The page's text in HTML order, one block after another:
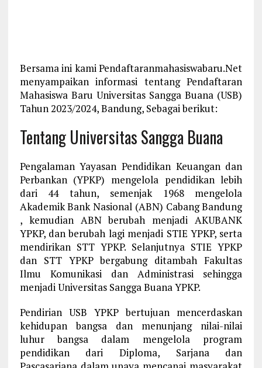
Bersama ini kami Pendaftaranmahasiswabaru.Net
menyampaikan informasi tentang Pendaftaran
Mahasiswa Baru Universitas Sangga Buana (USB)
Tahun 2023/2024, Bandung, Sebagai berikut:
Tentang Universitas Sangga Buana
Pengalaman Yayasan Pendidikan Keuangan dan
Perbankan (YPKP) mengelola pendidikan lebih
dari 44 tahun, semenjak 1968 mengelola
Akademik Bank Nasional (ABN) Cabang Bandung
, kemudian ABN berubah menjadi AKUBANK
YPKP, dan berubah lagi menjadi STIE YPKP, serta
mendirikan STT YPKP. Selanjutnya STIE YPKP
dan STT YPKP bergabung ditambah Fakultas
Ilmu Komunikasi dan Administrasi sehingga
menjadi Universitas Sangga Buana YPKP.
Pendirian USB YPKP bertujuan mencerdaskan
kehidupan bangsa dan menunjang nilai-nilai
luhur bangsa dalam mengelola program
pendidikan dari Diploma, Sarjana dan